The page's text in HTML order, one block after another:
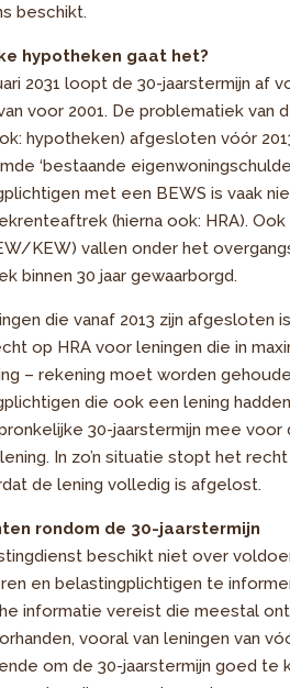
beschikt.
hypotheken gaat het?
2031 loopt de 30-jaarstermijn
voor 2001. De problematiek van
hypotheken) afgesloten vóór
‘bestaande
met een BEWS is vaak
(hierna ook: HRA).
KEW) vallen onder het
binnen 30 jaar gewaarborgd.
die vanaf 2013 zijn afgesloten
op HRA voor leningen die in
– rekening moet worden
die ook een lening
30-jaarstermijn mee
lening. In zo’n situatie stopt het
de lening volledig is afgelost.
rondom de 30-jaarstermijn
beschikt niet over
en belastingplichtigen te
informatie vereist die meestal
vooral van leningen van
om de 30-jaarstermijn goed te